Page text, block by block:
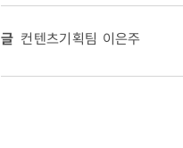
글 컨텐츠기획팀 이은주